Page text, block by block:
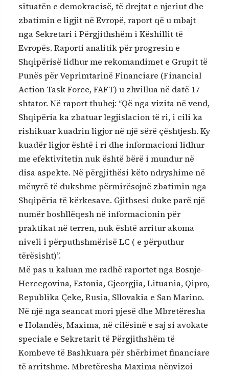
situatën e demokracisë, të drejtat e njeriut dhe
zbatimin e ligjit në Evropë, raport që u mbajt
nga Sekretari i Përgjithshëm i Këshillit të
Evropës. Raporti analitik për progresin e
Shqipërisë lidhur me rekomandimet e Grupit të
Punës për Veprimtarinë Financiare (Financial
Action Task Force, FAFT) u zhvillua në datë 17
shtator. Në raport thuhej: “Që nga vizita në vend,
Shqipëria ka zbatuar legjislacion të ri, i cili ka
rishikuar kuadrin ligjor në një sërë çështjesh. Ky
kuadër ligjor është i ri dhe informacioni lidhur
me efektivitetin nuk është bërë i mundur në
disa aspekte. Në përgjithësi këto ndryshime në
mënyrë të dukshme përmirësojnë zbatimin nga
Shqipëria të kërkesave. Gjithsesi duke parë një
numër boshllëqesh në informacionin për
praktikat në terren, nuk është arritur akoma
niveli i përputhshmërisë LC ( e përputhur
tërësisht)”.
Më pas u kaluan me radhë raportet nga Bosnje-
Hercegovina, Estonia, Gjeorgjia, Lituania, Qipro,
Republika Çeke, Rusia, Sllovakia e San Marino.
Në një nga seancat mori pjesë dhe Mbretëresha
e Holandës, Maxima, në cilësinë e saj si avokate
speciale e Sekretarit të Përgjithshëm të
Kombeve të Bashkuara për shërbimet financiare
të arritshme. Mbretëresha Maxima nënvizoi